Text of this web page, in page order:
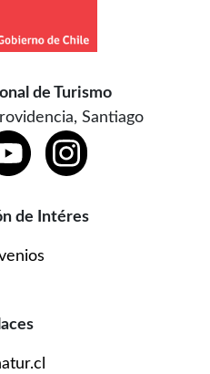
de Turismo
Santiago
de Intéres